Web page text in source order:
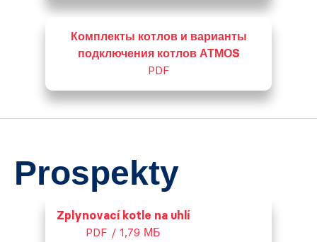
Комплекты котлов и варианты
подключения котлов АТМОS
PDF
Prospekty
Zplynovací kotle na uhlí
PDF / 1,79 МБ